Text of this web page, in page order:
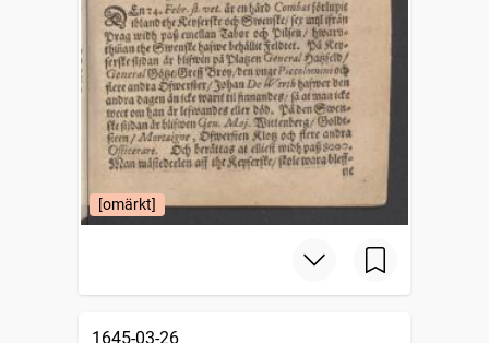
[omärkt]
1645-03-26